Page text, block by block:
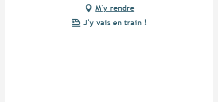
M'y rendre
J'y vais en train !